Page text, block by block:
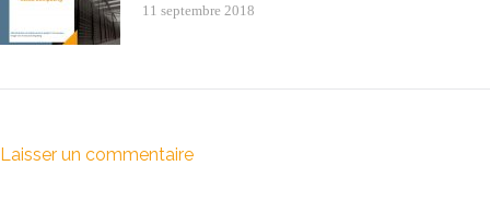
11 septembre 2018
Laisser un commentaire